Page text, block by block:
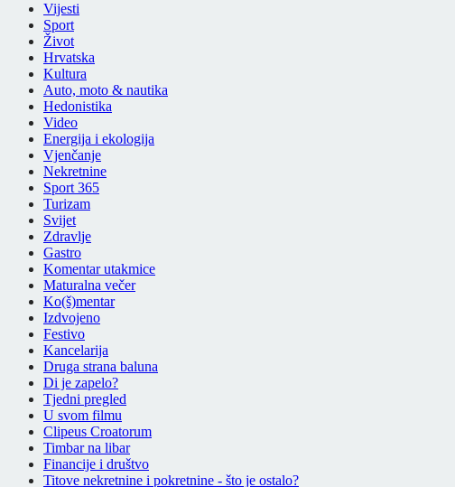
Vijesti
Sport
Život
Hrvatska
Kultura
Auto, moto & nautika
Hedonistika
Video
Energija i ekologija
Vjenčanje
Nekretnine
Sport 365
Turizam
Svijet
Zdravlje
Gastro
Komentar utakmice
Maturalna večer
Ko(š)mentar
Izdvojeno
Festivo
Kancelarija
Druga strana baluna
Di je zapelo?
Tjedni pregled
U svom filmu
Clipeus Croatorum
Timbar na libar
Financije i društvo
Titove nekretnine i pokretnine - što je ostalo?